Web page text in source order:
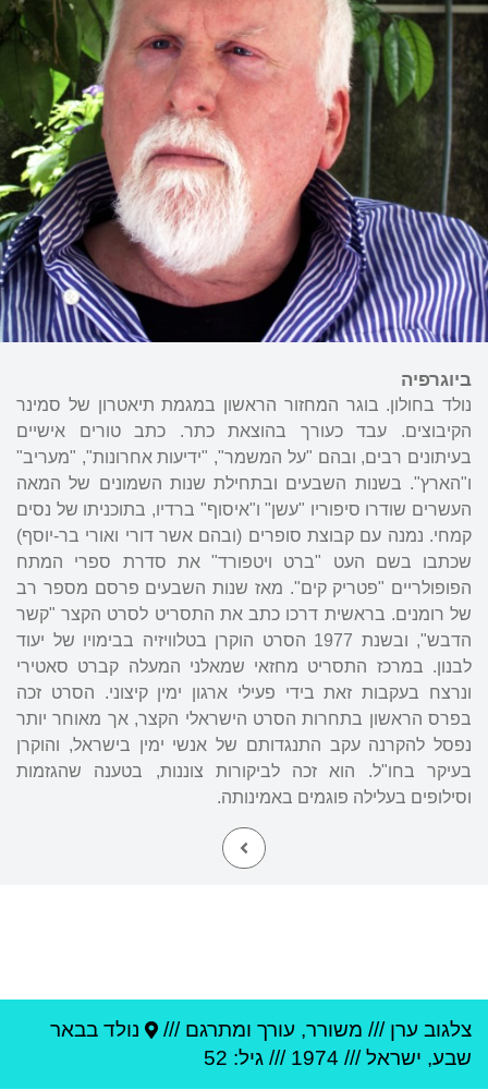
ביוגרפיה
נולד בחולון. בוגר המחזור הראשון במגמת תיאטרון של סמינר
הקיבוצים. עבד כעורך בהוצאת כתר. כתב טורים אישיים
בעיתונים רבים, ובהם "על המשמר", "ידיעות אחרונות", "מעריב"
ו"הארץ". בשנות השבעים ובתחילת שנות השמונים של המאה
העשרים שודרו סיפוריו "עשן" ו"איסוף" ברדיו, בתוכניתו של נסים
קמחי. נמנה עם קבוצת סופרים (ובהם אשר דורי ואורי בר-יוסף)
שכתבו בשם העט "ברט ויטפורד" את סדרת ספרי המתח
הפופולריים "פטריק קים". מאז שנות השבעים פרסם מספר רב
של רומנים. בראשית דרכו כתב את התסריט לסרט הקצר "קשר
הדבש", ובשנת 1977 הסרט הוקרן בטלוויזיה בבימויו של יעוד
לבנון. במרכז התסריט מחזאי שמאלני המעלה קברט סאטירי
ונרצח בעקבות זאת בידי פעילי ארגון ימין קיצוני. הסרט זכה
בפרס הראשון בתחרות הסרט הישראלי הקצר, אך מאוחר יותר
נפסל להקרנה עקב התנגדותם של אנשי ימין בישראל, והוקרן
בעיקר בחו"ל. הוא זכה לביקורות צוננות, בטענה שהגזמות
וסילופים בעלילה פוגמים באמינותה.
צלגוב ערן /// משורר, עורך ומתרגם /// נולד בבאר
שבע, ישראל///
1974 /// גיל: 52